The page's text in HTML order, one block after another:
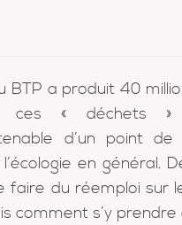
BTP a produit 40
ces « déchets
d’un point
en
faire du réemploi sur
comment s’y